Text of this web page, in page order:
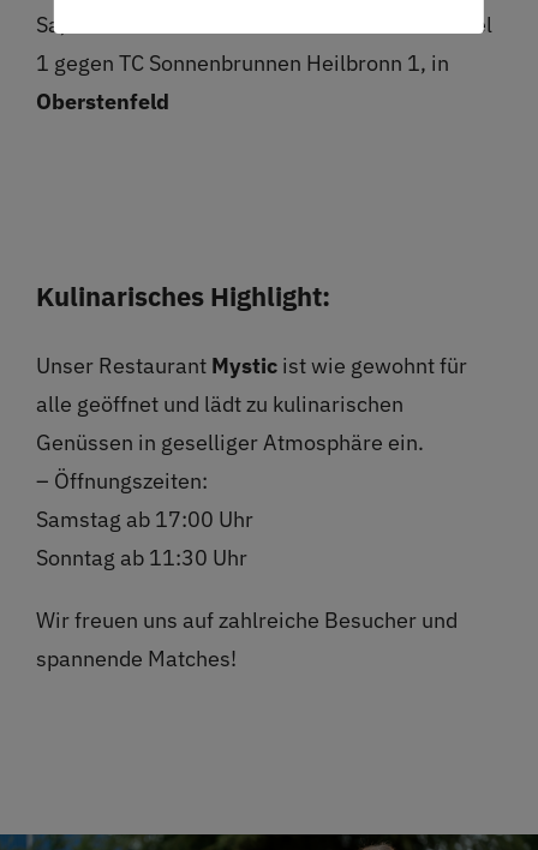
Sa, 18.1.2025 15:00 Junioren U15 Kreisstaffel
1 gegen TC Sonnenbrunnen Heilbronn 1, in
Oberstenfeld
Kulinarisches Highlight:
Unser Restaurant Mysticist wie gewohnt für
alle geöffnet und lädt zu kulinarischen
Genüssen in geselliger Atmosphäre ein.
– Öffnungszeiten:
Samstag ab 17:00 Uhr
Sonntag ab 11:30 Uhr
Wir freuen uns auf zahlreiche Besucher und
spannende Matches!